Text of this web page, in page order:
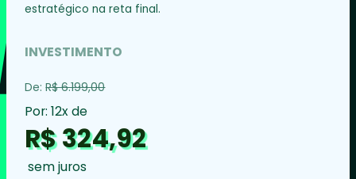
estratégico na reta final.
INVESTIMENTO
De:R$ 6.199,00
Por: 12x de
R$ 324,92
sem juros